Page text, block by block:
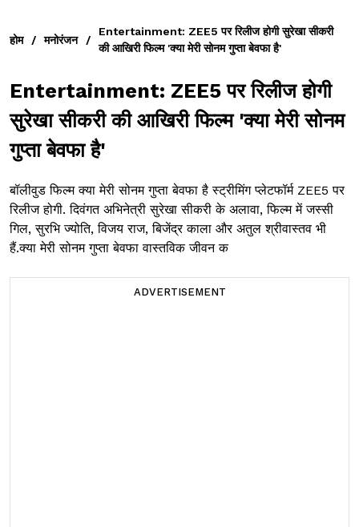
होम / मनोरंजन /
Entertainment: ZEE5 पर रिलीज होगी सुरेखा सीकरी
की आखिरी फिल्म 'क्या मेरी सोनम गुप्ता बेवफा है'
Entertainment: ZEE5 पर रिलीज होगी
सुरेखा सीकरी की आखिरी फिल्म 'क्या मेरी सोनम
गुप्ता बेवफा है'
बॉलीवुड फिल्म क्या मेरी सोनम गुप्ता बेवफा है स्ट्रीमिंग प्लेटफॉर्म ZEE5 पर
रिलीज होगी. दिवंगत अभिनेत्री सुरेखा सीकरी के अलावा, फिल्म में जस्सी
गिल, सुरभि ज्योति, विजय राज, बिजेंद्र काला और अतुल श्रीवास्तव भी
हैं.क्या मेरी सोनम गुप्ता बेवफा वास्तविक जीवन क
ADVERTISEMENT